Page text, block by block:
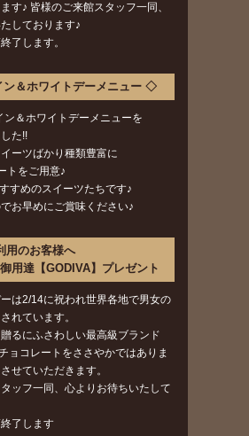
す♪ 皆様のご来館スタッフ一同、
しております♪
了します。
＆ホワイトデーメニュー ◇
＆ホワイトデーメニューを
た!!
ーツばかり種類豊富に
トをご用意♪
すめのスイーツたちです♪
お早めにご賞味ください♪
のお客様へ
用達【GODIVA】プレゼント
は2/14に祝われ世界各地で男女の
れています。
るにふさわしい最高級ブランド
ョコレートをささやかではありま
せていただきます。
ッフ一同、心よりお待ちいたして
了します